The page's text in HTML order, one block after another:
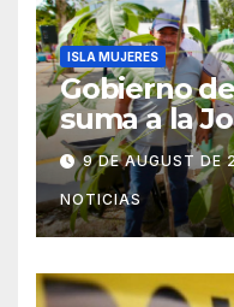
ISLA MUJERES
Gobierno
suma a la
de9 DE AUGUST DE
NOTICIAS